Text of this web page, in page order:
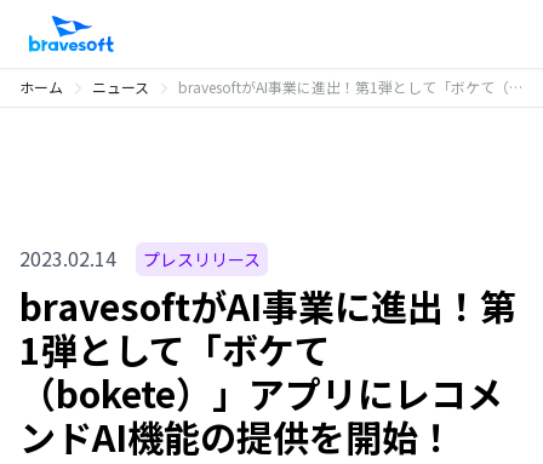
ホーム ニュース bravesoftがAI事業に進出！第1弾として「ボケて（bokete）」アプリにレコメンドAI機能の提供を開始！
2023.02.14 プレスリリース
bravesoftがAI事業に進出！第
1弾として「ボケて
（bokete）」アプリにレコメ
ンドAI機能の提供を開始！